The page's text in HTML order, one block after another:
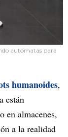
autómatas para
humanoides,
están
en almacenes,
a la realidad